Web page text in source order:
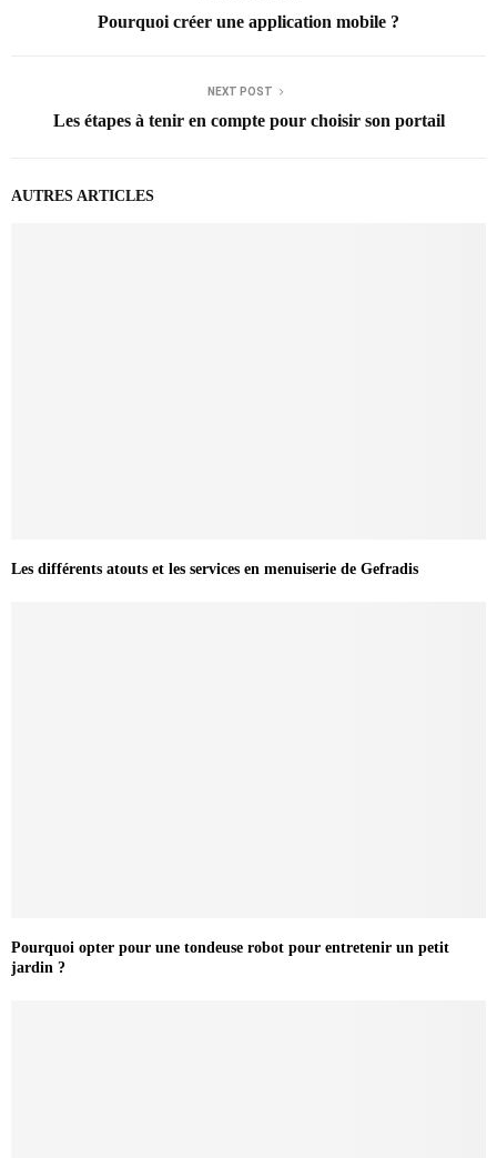
Pourquoi créer une application mobile ?
NEXT POST
Les étapes à tenir en compte pour choisir son portail
AUTRES ARTICLES
Les différents atouts et les services en menuiserie de Gefradis
Pourquoi opter pour une tondeuse robot pour entretenir un petit
jardin ?